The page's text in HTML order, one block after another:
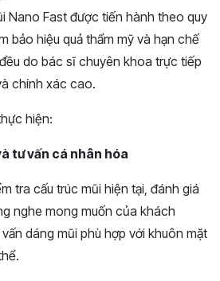
Nano Fast được tiến hành theo quy
bảo hiệu quả thẩm mỹ và hạn chế
do bác sĩ chuyên khoa trực tiếp
chính xác cao.
hiện:
tư vấn cá nhân hóa
tra cấu trúc mũi hiện tại, đánh giá
nghe mong muốn của khách
dáng mũi phù hợp với khuôn mặt